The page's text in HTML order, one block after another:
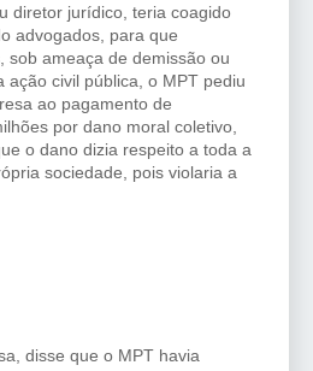
diretor jurídico, teria coagido
advogados, para que
sob ameaça de demissão ou
ação civil pública, o MPT pediu
ao pagamento de
por dano moral coletivo,
o dano dizia respeito a toda a
sociedade, pois violaria a
disse que o MPT havia